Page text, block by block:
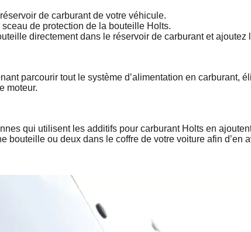
de carburant de votre véhicule.
de protection de la bouteille Holts.
directement dans le réservoir de carburant et ajoutez
parcourir tout le système d’alimentation en
moteur.
qui utilisent les additifs pour carburant Holts en
bouteille ou deux dans le coffre de votre voiture afin d’en